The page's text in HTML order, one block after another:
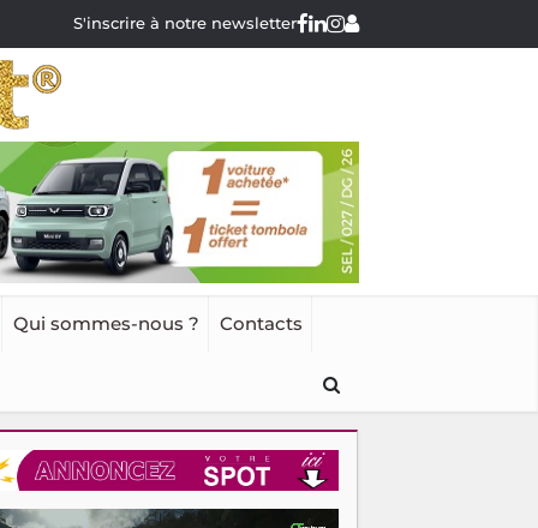
S'inscrire à notre newsletter
Qui sommes-nous ? Contacts